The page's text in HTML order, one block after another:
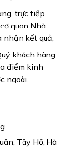
trực tiếp
quan Nhà
nhận kết quả;
khách hàng
điểm kinh
ngoài.
Tây Hồ, Hà